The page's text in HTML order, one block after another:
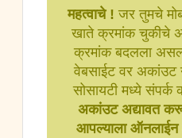
महत्वाचे ! जर तुमचे
खाते क्रमांक चुकीचे
क्रमांक बदलला
वेबसाईट वर
सोसायटी मध्ये संपर्क
अकांउट अद्यावत
आपल्याला ऑनलाईन